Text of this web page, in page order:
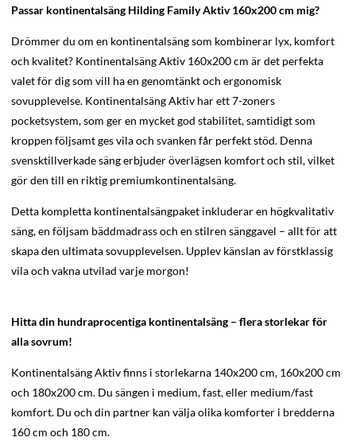
Passar kontinentalsäng Hilding Family Aktiv 160x200 cm mig?
Drömmer du om en kontinentalsäng som kombinerar lyx, komfort
och kvalitet? Kontinentalsäng Aktiv 160x200 cm är det perfekta
valet för dig som vill ha en genomtänkt och ergonomisk
sovupplevelse. Kontinentalsäng Aktiv har ett 7-zoners
pocketsystem, som ger en mycket god stabilitet, samtidigt som
kroppen följsamt ges vila och svanken får perfekt stöd. Denna
svensktillverkade säng erbjuder överlägsen komfort och stil, vilket
gör den till en riktig premiumkontinentalsäng.
Detta kompletta kontinentalsängpaket inkluderar en högkvalitativ
säng, en följsam bäddmadrass och en stilren sänggavel – allt för att
skapa den ultimata sovupplevelsen. Upplev känslan av förstklassig
vila och vakna utvilad varje morgon!
Hitta din hundraprocentiga kontinentalsäng – flera storlekar för
alla sovrum!
Kontinentalsäng Aktiv finns i storlekarna 140x200 cm, 160x200 cm
och 180x200 cm. Du sängen i medium, fast, eller medium/fast
komfort. Du och din partner kan välja olika komforter i bredderna
160 cm och 180 cm.